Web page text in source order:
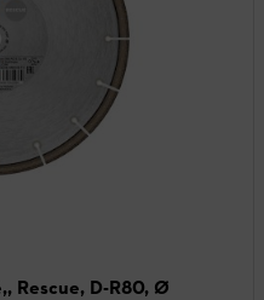
Rescue, D-R80, Ø